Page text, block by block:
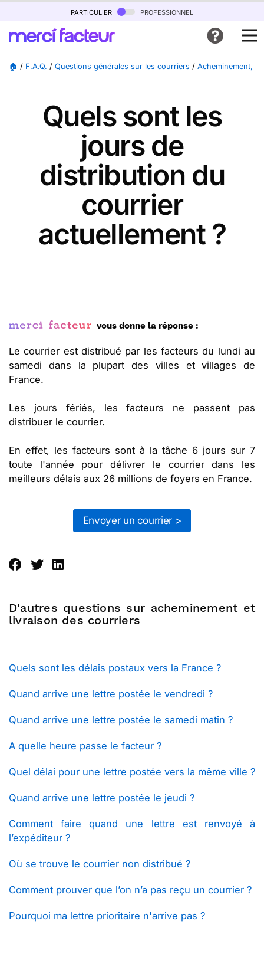
particulier professionnel
🏠 / F.A.Q. / Questions générales sur les courriers / Acheminement,
Quels sont les
jours de
distribution du
courrier
actuellement ?
vous donne la réponse :
Le courrier est distribué par les facteurs du lundi au
samedi dans la plupart des villes et villages de
France.
Les jours fériés, les facteurs ne passent pas
distribuer le courrier.
En effet, les facteurs sont à la tâche 6 jours sur 7
toute l'année pour délivrer le courrier dans les
meilleurs délais aux 26 millions de foyers en France.
Envoyer un courrier >
D'autres questions sur acheminement et
livraison des courriers
Quels sont les délais postaux vers la France ?
Quand arrive une lettre postée le vendredi ?
Quand arrive une lettre postée le samedi matin ?
A quelle heure passe le facteur ?
Quel délai pour une lettre postée vers la même ville ?
Quand arrive une lettre postée le jeudi ?
Comment faire quand une lettre est renvoyé à
l’expéditeur ?
Où se trouve le courrier non distribué ?
Comment prouver que l’on n’a pas reçu un courrier ?
Pourquoi ma lettre prioritaire n'arrive pas ?